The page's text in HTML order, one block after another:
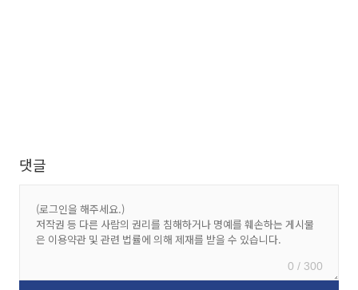
댓글
0 / 300